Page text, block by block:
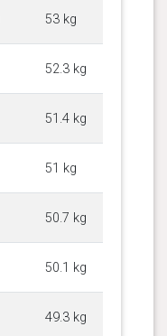
53 kg
52.3 kg
51.4 kg
51 kg
50.7 kg
50.1 kg
49.3 kg